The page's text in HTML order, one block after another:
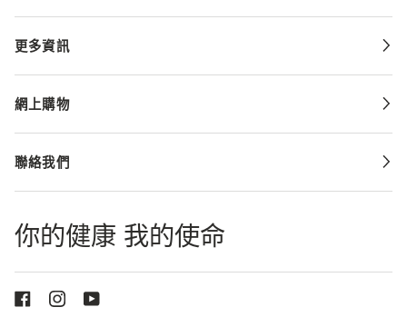
更多資訊
網上購物
聯絡我們
你的健康 我的使命